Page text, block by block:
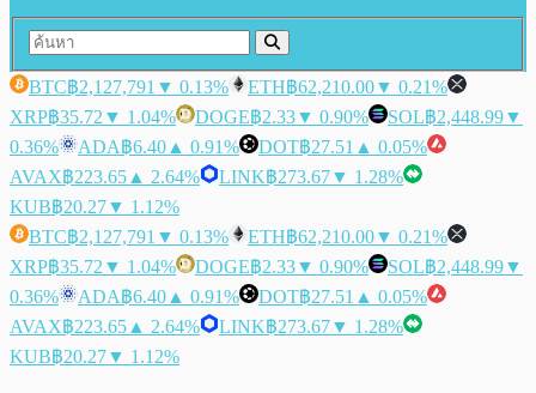
BTC฿2,127,791 ▼ 0.13% ETH฿62,210.00▼ 0.21%
XRP฿35.72 ▼ 1.04% DOGE฿2.33▼ 0.90% SOL฿2,448.99▼
0.36%
ADA฿6.40 ▲ 0.91% DOT฿27.51 ▲ 0.05%
AVAX฿223.65 ▲ 2.64% LINK฿273.67▼ 1.28%
KUB฿20.27▼ 1.12%
BTC฿2,127,791 ▼ 0.13% ETH฿62,210.00▼ 0.21%
XRP฿35.72 ▼ 1.04% DOGE฿2.33▼ 0.90% SOL฿2,448.99▼
0.36%
ADA฿6.40 ▲ 0.91% DOT฿27.51 ▲ 0.05%
AVAX฿223.65 ▲ 2.64% LINK฿273.67▼ 1.28%
KUB฿20.27▼ 1.12%